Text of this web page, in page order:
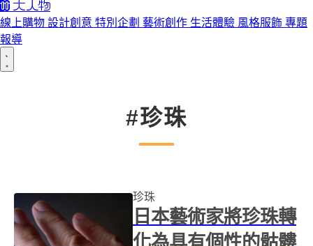
線上購物 設計創意 特別企劃 藝術創作 生活體驗 風格服飾 專題
報導
#珍珠
珍珠
日本藝術家將珍珠轉
化為具有個性的骷髏